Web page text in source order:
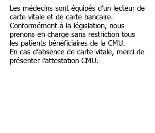
Les médecins sont équipés d’un lecteur de
carte vitale et de carte bancaire.
Conformément à la législation, nous
prenons en charge sans restriction tous
les patients bénéficiaires de la CMU.
En cas d’absence de carte vitale, merci de
présenter l’attestation CMU.